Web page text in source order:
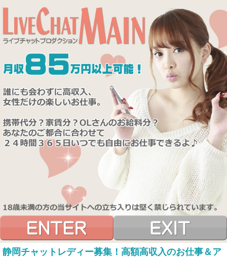
静岡チャットレディー募集！高額高収入のお仕事＆ア